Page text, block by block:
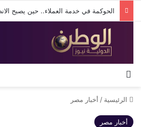
الرئيسية / أخبار مصر
أخبار مصر